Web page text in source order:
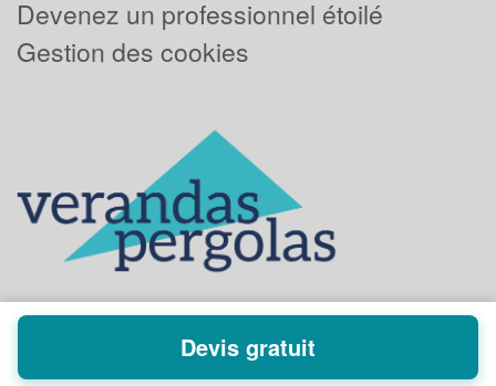
Devenez un professionnel étoilé
Gestion des cookies
Powered byPlus que pro
Devis gratuit